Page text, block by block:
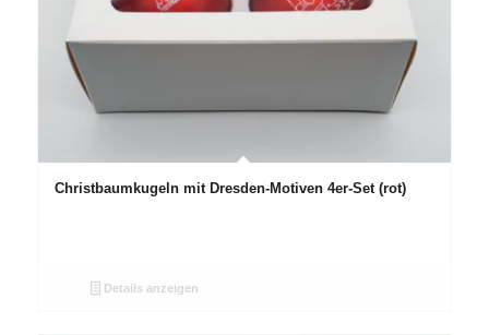
Christbaumkugeln mit Dresden-Motiven 4er-Set (rot)
Details anzeigen